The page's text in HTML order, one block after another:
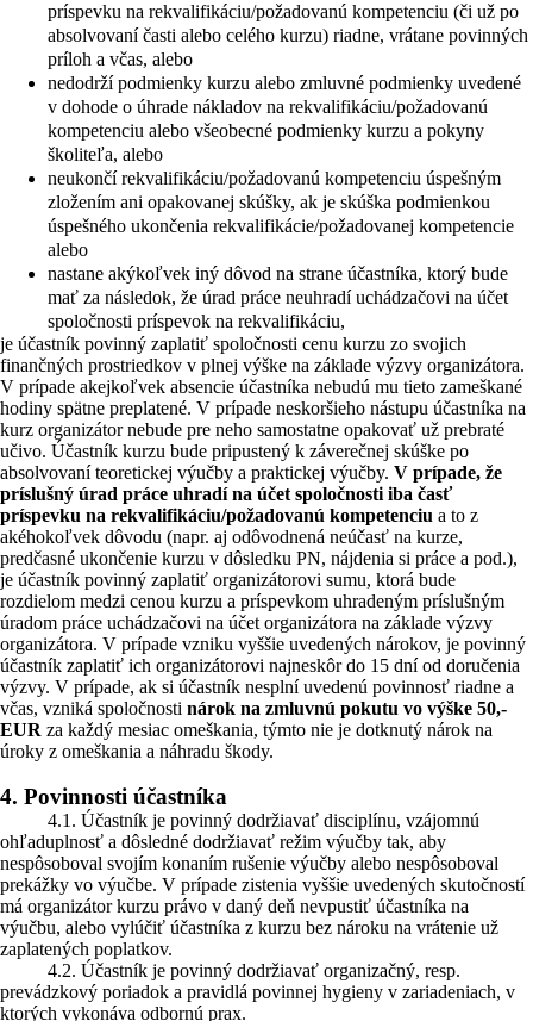
príspevku na rekvalifikáciu/požadovanú kompetenciu (či už po
absolvovaní časti alebo celého kurzu) riadne, vrátane povinných
príloh a včas, alebo
nedodrží podmienky kurzu alebo zmluvné podmienky uvedené
v dohode o úhrade nákladov na rekvalifikáciu/požadovanú
kompetenciu alebo všeobecné podmienky kurzu a pokyny
školiteľa, alebo
neukončí rekvalifikáciu/požadovanú kompetenciu úspešným
zložením ani opakovanej skúšky, ak je skúška podmienkou
úspešného ukončenia rekvalifikácie/požadovanej kompetencie
alebo
nastane akýkoľvek iný dôvod na strane účastníka, ktorý bude
mať za následok, že úrad práce neuhradí uchádzačovi na účet
spoločnosti príspevok na rekvalifikáciu,
je účastník povinný zaplatiť spoločnosti cenu kurzu zo svojich
finančných prostriedkov v plnej výške na základe výzvy organizátora.
V prípade akejkoľvek absencie účastníka nebudú mu tieto zameškané
hodiny spätne preplatené. V prípade neskoršieho nástupu účastníka na
kurz organizátor nebude pre neho samostatne opakovať už prebraté
učivo. Účastník kurzu bude pripustený k záverečnej skúške po
absolvovaní teoretickej výučby a praktickej výučby. V prípade, že
príslušný úrad práce uhradí na účet spoločnosti iba časť
príspevku na rekvalifikáciu/požadovanú kompetenciu a to z
akéhokoľvek dôvodu (napr. aj odôvodnená neúčasť na kurze,
predčasné ukončenie kurzu v dôsledku PN, nájdenia si práce a pod.),
je účastník povinný zaplatiť organizátorovi sumu, ktorá bude
rozdielom medzi cenou kurzu a príspevkom uhradeným príslušným
úradom práce uchádzačovi na účet organizátora na základe výzvy
organizátora. V prípade vzniku vyššie uvedených nárokov, je povinný
účastník zaplatiť ich organizátorovi najneskôr do 15 dní od doručenia
výzvy. V prípade, ak si účastník nesplní uvedenú povinnosť riadne a
včas, vzniká spoločnosti nárok na zmluvnú pokutu vo výške 50,-
EUR za každý mesiac omeškania, týmto nie je dotknutý nárok na
úroky z omeškania a náhradu škody.
4. Povinnosti účastníka
4.1. Účastník je povinný dodržiavať disciplínu, vzájomnú
ohľaduplnosť a dôsledné dodržiavať režim výučby tak, aby
nespôsoboval svojím konaním rušenie výučby alebo nespôsoboval
prekážky vo výučbe. V prípade zistenia vyššie uvedených skutočností
má organizátor kurzu právo v daný deň nevpustiť účastníka na
výučbu, alebo vylúčiť účastníka z kurzu bez nároku na vrátenie už
zaplatených poplatkov.
4.2. Účastník je povinný dodržiavať organizačný, resp.
prevádzkový poriadok a pravidlá povinnej hygieny v zariadeniach, v
ktorých vykonáva odbornú prax.